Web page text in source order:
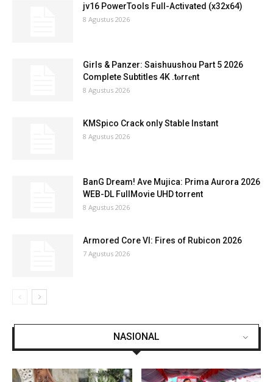
jv16 PowerTools Full-Activated (x32x64)
8 Agustus 2026
Girls & Panzer: Saishuushou Part 5 2026
Complete Subtitles 4K .t𝐨rr𝐞nt
8 Agustus 2026
KMSpico Crack only Stable Instant
8 Agustus 2026
BanG Dream! Ave Mujica: Prima Aurora 2026
WEB-DL FullMovie UHD torrent
8 Agustus 2026
Armored Core VI: Fires of Rubicon 2026
7 Agustus 2026
NASIONAL